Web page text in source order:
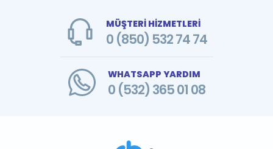
MÜŞTERİ HİZMETLERİ
0 (850) 532 74 74
WHATSAPP YARDIM
0 (532) 365 01 08